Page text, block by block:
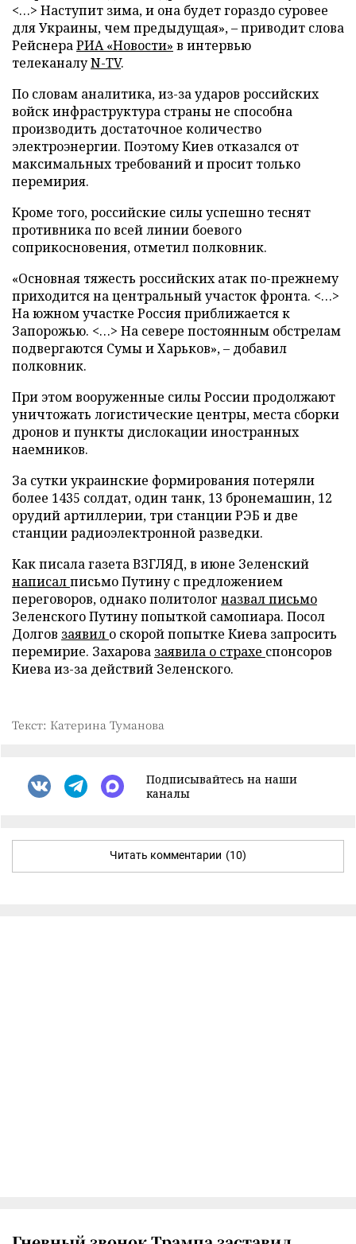
<…> Наступит зима, и она будет гораздо суровее
для Украины, чем предыдущая», – приводит слова
РейснераРИА «Новости» в интервью
телеканалуN-TV.
По словам аналитика, из-за ударов российских
войск инфраструктура страны не способна
производить достаточное количество
электроэнергии. Поэтому Киев отказался от
максимальных требований и просит только
перемирия.
Кроме того, российские силы успешно теснят
противника по всей линии боевого
соприкосновения, отметил полковник.
«Основная тяжесть российских атак по-прежнему
приходится на центральный участок фронта. <…>
На южном участке Россия приближается к
Запорожью. <…> На севере постоянным обстрелам
подвергаются Сумы и Харьков», – добавил
полковник.
При этом вооруженные силы России продолжают
уничтожать логистические центры, места сборки
дронов и пункты дислокации иностранных
наемников.
За сутки украинские формирования потеряли
более 1435 солдат, один танк, 13 бронемашин, 12
орудий артиллерии, три станции РЭБ и две
станции радиоэлектронной разведки.
Как писала газета ВЗГЛЯД, в июне Зеленский
написалписьмо Путину с предложением
переговоров, однако политолог назвал письмо
Зеленского Путину попыткой самопиара. Посол
Долгов заявил о скорой попытке Киева запросить
перемирие. Захарова заявила о страхе спонсоров
Киева из-за действий Зеленского.
Текст: Катерина Туманова
Подписывайтесь на наши
каналы
Читать комментарии (10)